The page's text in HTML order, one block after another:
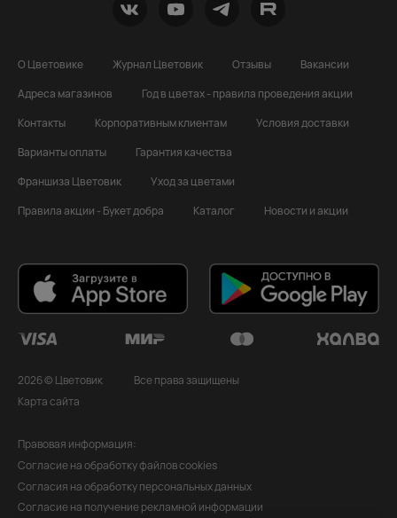
О Цветовике Журнал Цветовик Отзывы
Вакансии
Адреса магазинов
Год в цветах - правила проведения акции
Контакты
Корпоративным клиентам
Условия доставки
Варианты оплаты
Гарантия качества
Франшиза Цветовик
Уход за цветами
Правила акции - Букет добра
Каталог Новости и акции
2026 © Цветовик
Все права защищены
Карта сайта
Правовая информация:
Согласие на обработку файлов cookies
Согласия на обработку персональных данных
Согласие на получение рекламной информации